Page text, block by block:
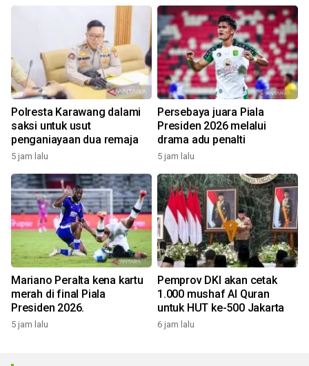
Polresta Karawang dalami
saksi untuk usut
penganiayaan dua remaja
5 jam lalu
Persebaya juara Piala
Presiden 2026 melalui
drama adu penalti
5 jam lalu
Mariano Peralta kena kartu
merah di final Piala
Presiden 2026.
5 jam lalu
Pemprov DKI akan cetak
1.000 mushaf Al Quran
untuk HUT ke-500 Jakarta
6 jam lalu